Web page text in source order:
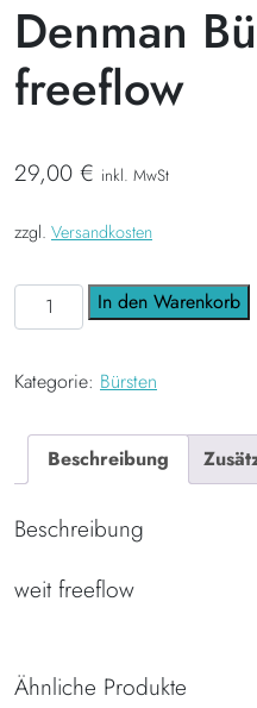
Denman
freeflow
29,00 € inkl. MwSt
zzgl. Versandkosten
Denman Bürste weit freeflow
In den Warenkorb
Kategorie: Bürsten
Beschreibung
Beschreibung
weit freeflow
Ähnliche Produkte